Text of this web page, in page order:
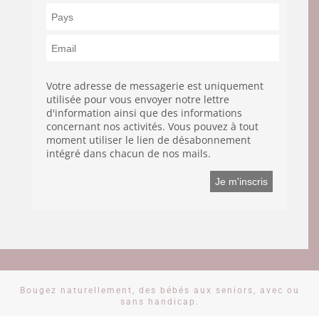
Votre adresse de messagerie est uniquement
utilisée pour vous envoyer notre lettre
d'information ainsi que des informations
concernant nos activités. Vous pouvez à tout
moment utiliser le lien de désabonnement
intégré dans chacun de nos mails.
Bougez naturellement, des bébés aux seniors, avec ou
sans handicap.